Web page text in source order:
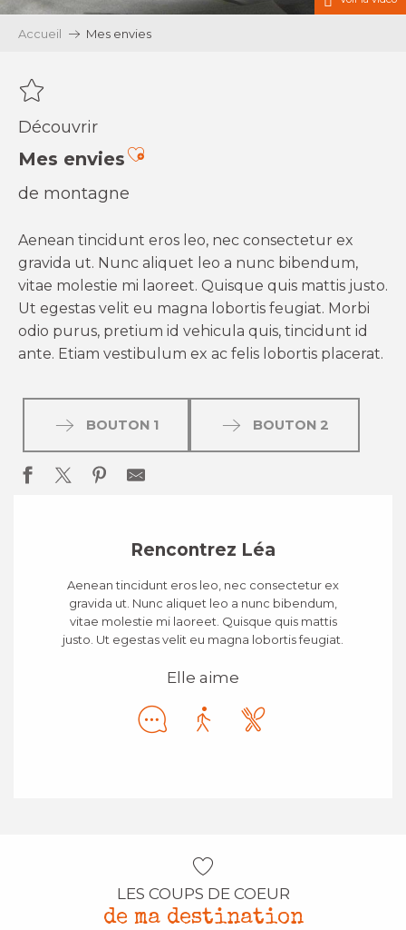
Accueil Mes envies
Découvrir
Mes enviesAjouter aux favoris
de montagne
Aenean tincidunt eros leo, nec consectetur ex
gravida ut. Nunc aliquet leo a nunc bibendum,
vitae molestie mi laoreet. Quisque quis mattis justo.
Ut egestas velit eu magna lobortis feugiat. Morbi
odio purus, pretium id vehicula quis, tincidunt id
ante. Etiam vestibulum ex ac felis lobortis placerat.
BOUTON 1 BOUTON 2
Rencontrez Léa
Aenean tincidunt eros leo, nec consectetur ex
gravida ut. Nunc aliquet leo a nunc bibendum,
vitae molestie mi laoreet. Quisque quis mattis
justo. Ut egestas velit eu magna lobortis feugiat.
Elle aime
LES COUPS DE COEUR
de ma destination